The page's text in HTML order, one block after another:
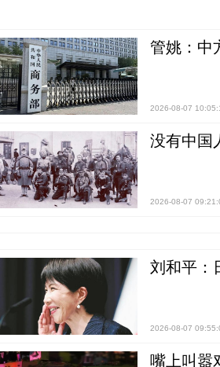
管姚：中
2026-08-07
没有中国
2026-08-07
刘和平：
2026-08-07
嘴上叫嚣